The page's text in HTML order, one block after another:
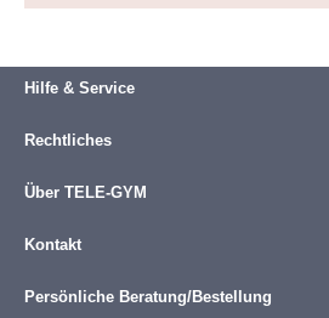
Hilfe & Service
Rechtliches
Über TELE-GYM
Kontakt
Persönliche Beratung/Bestellung